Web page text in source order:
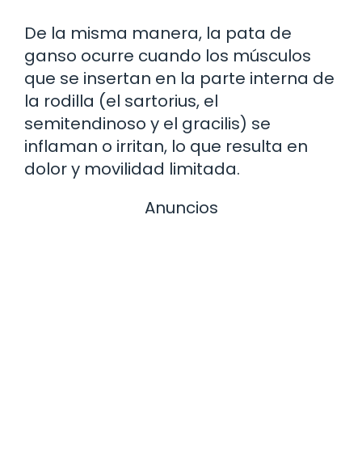
De la misma manera, la pata de
ganso ocurre cuando los músculos
que se insertan en la parte interna de
la rodilla (el sartorius, el
semitendinoso y el gracilis) se
inflaman o irritan, lo que resulta en
dolor y movilidad limitada.
Anuncios